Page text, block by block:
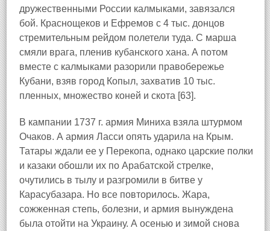
дружественными России калмыками, завязался
бой. Краснощеков и Ефремов с 4 тыс. донцов
стремительным рейдом полетели туда. С марша
смяли врага, пленив кубанского хана. А потом
вместе с калмыками разорили правобережье
Кубани, взяв город Копыл, захватив 10 тыс.
пленных, множество коней и скота [63].
В кампании 1737 г. армия Миниха взяла штурмом
Очаков. А армия Ласси опять ударила на Крым.
Татары ждали ее у Перекопа, однако царские полки
и казаки обошли их по Арабатской стрелке,
очутились в тылу и разгромили в битве у
Карасубазара. Но все повторилось. Жара,
сожженная степь, болезни, и армия вынуждена
была отойти на Украину. А осенью и зимой снова